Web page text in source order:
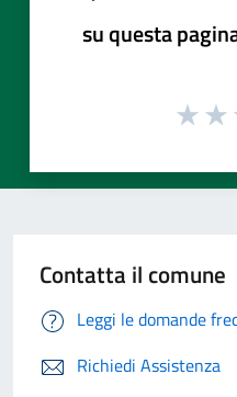
su questa
Contatta il comune
Leggi le domande
Richiedi Assistenza